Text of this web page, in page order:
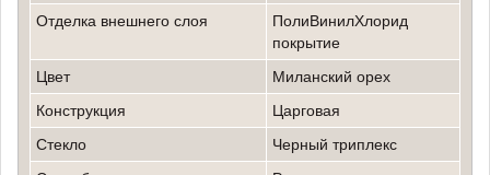
Отделка внешнего слоя
ПолиВинилХлорид
покрытие
Цвет
миланский орех
конструкция
Царговая
стекло
черный триплекс